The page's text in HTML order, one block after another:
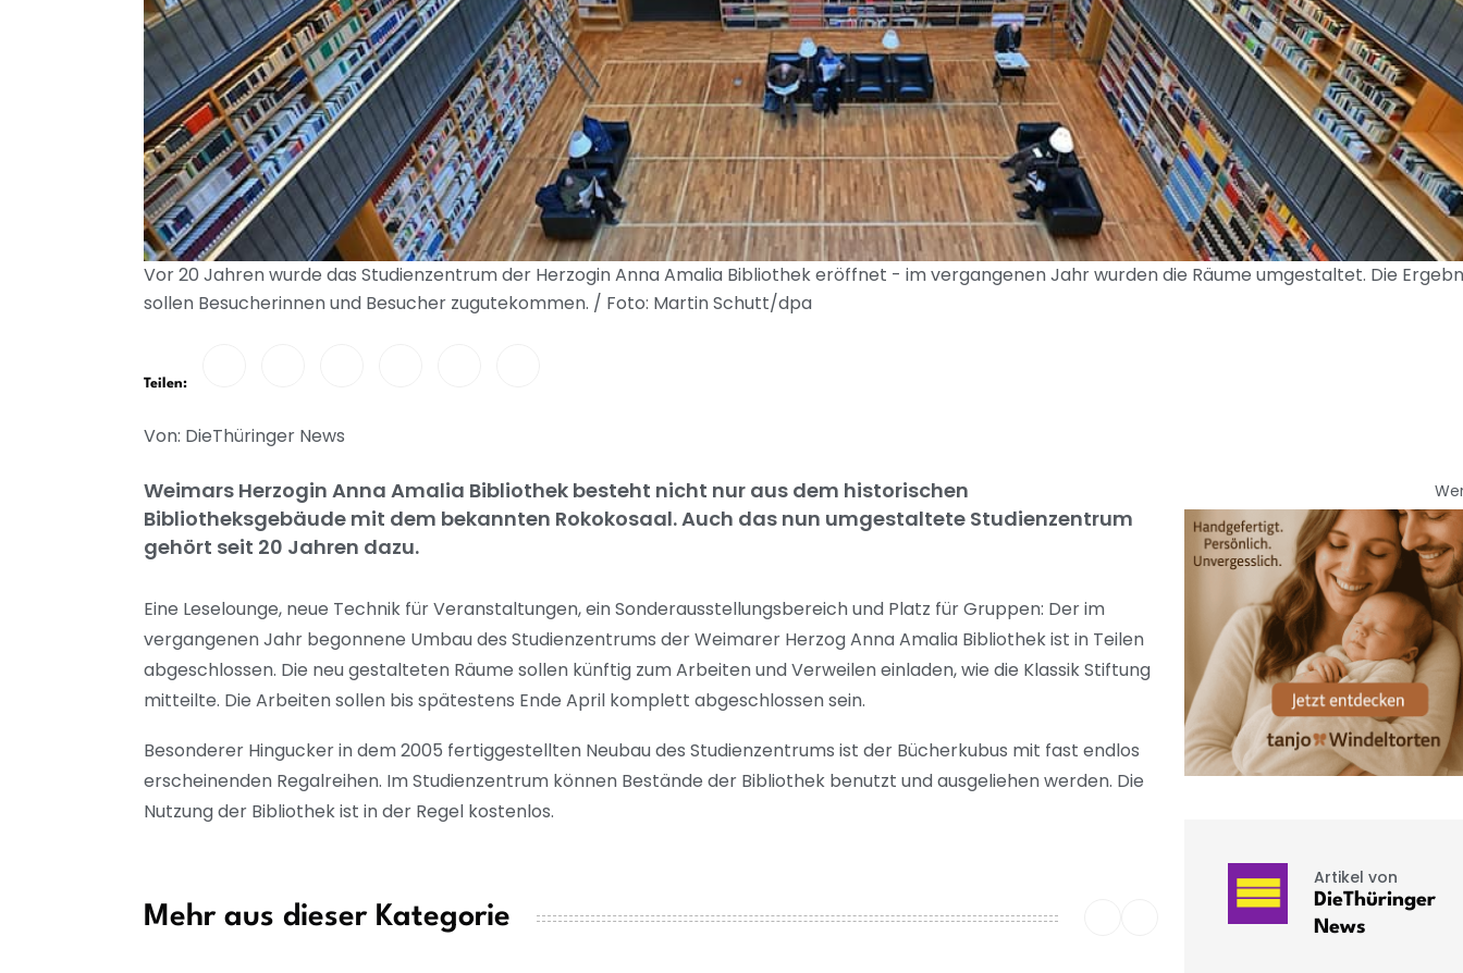
Vor 20 Jahren wurde das Studienzentrum der Herzogin Anna Amalia Bibliothek eröffnet - im vergangenen Jahr wurden die Räume umgestaltet. Die
sollen Besucherinnen und Besucher zugutekommen. / Foto: Martin Schutt/dpa
Teilen:
Von: DieThüringer News
Weimars Herzogin Anna Amalia Bibliothek besteht nicht nur aus dem historischen
Bibliotheksgebäude mit dem bekannten Rokokosaal. Auch das nun umgestaltete Studienzentrum
gehört seit 20 Jahren dazu.
Eine Leselounge, neue Technik für Veranstaltungen, ein Sonderausstellungsbereich und Platz für Gruppen: Der im
vergangenen Jahr begonnene Umbau des Studienzentrums der Weimarer Herzog Anna Amalia Bibliothek ist in Teilen
abgeschlossen. Die neu gestalteten Räume sollen künftig zum Arbeiten und Verweilen einladen, wie die Klassik Stiftung
mitteilte. Die Arbeiten sollen bis spätestens Ende April komplett abgeschlossen sein.
Besonderer Hingucker in dem 2005 fertiggestellten Neubau des Studienzentrums ist der Bücherkubus mit fast endlos
erscheinenden Regalreihen. Im Studienzentrum können Bestände der Bibliothek benutzt und ausgeliehen werden. Die
Nutzung der Bibliothek ist in der Regel kostenlos.
Mehr aus dieser Kategorie
Artikel von
DieThüringer
News